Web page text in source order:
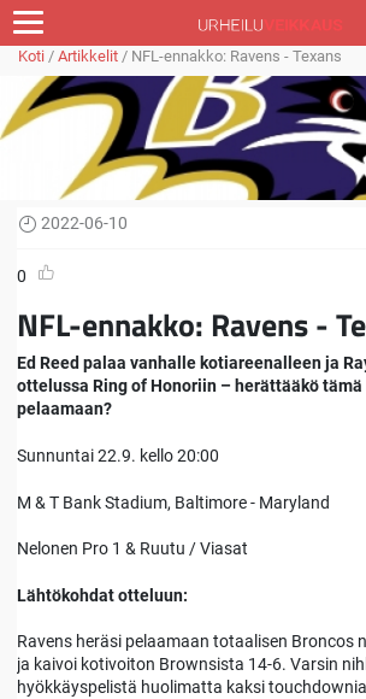
Koti / Artikkelit / NFL-ennakko: Ravens - Texans
2022-06-10
0
NFL-ennakko: Ravens -
Ed Reed palaa vanhalle kotiareenalleen ja
ottelussa Ring of Honoriin – herättääkö tämä
pelaamaan?
Sunnuntai 22.9. kello 20:00
M & T Bank Stadium, Baltimore - Maryland
Nelonen Pro 1 & Ruutu / Viasat
Lähtökohdat otteluun:
Ravens heräsi pelaamaan totaalisen Broncos
ja kaivoi kotivoiton Brownsista 14-6. Varsin
hyökkäyspelistä huolimatta kaksi